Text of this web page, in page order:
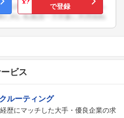
で登録
ビス
ルーティング
歴にマッチした大手・優良企業の求